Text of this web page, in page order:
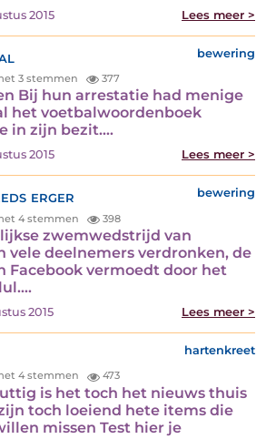
2015 Lees meer >
bewering
3 stemmen 377
Bij hun arrestatie had menige
het voetbalwoordenboek
in zijn bezit.…
2015 Lees meer >
erger bewering
4 stemmen 398
zwemwedstrijd van
vele deelnemers verdronken, de
Facebook vermoedt door het
2015 Lees meer >
hartenkreet
4 stemmen 473
is het toch het nieuws thuis
toch loeiend hete items die
missen Test hier je